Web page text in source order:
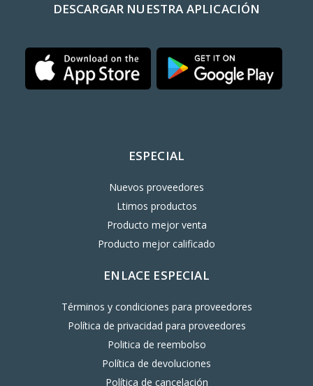
DESCARGAR NUESTRA APLICACIÓN
ESPECIAL
Nuevos proveedores
Ltimos productos
Producto mejor venta
Producto mejor calificado
ENLACE ESPECIAL
Términos y condiciones para proveedores
Política de privacidad para proveedores
Politica de reembolso
Política de devoluciones
Política de cancelación